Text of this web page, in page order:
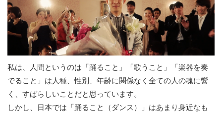
私は、人間というのは「踊ること」「歌うこと」「楽器を奏
でること」は人種、性別、年齢に関係なく全ての人の魂に響
く、すばらしいことだと思っています。
しかし、日本では「踊ること（ダンス）」はあまり身近なも